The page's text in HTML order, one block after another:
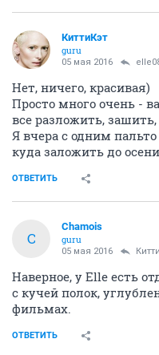
КиттиКэт
guru
05 мая 2016
Нет, ничего, красивая)
Просто много очень -
все разложить,
Я вчера с одним
куда заложить до
ОТВЕТИТЬ
C
Chamois
guru
05 мая 2016
Наверное, у Elle есть
с кучей полок,
фильмах.
ОТВЕТИТЬ